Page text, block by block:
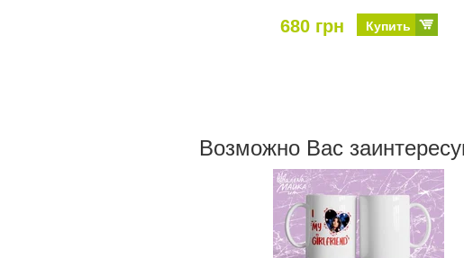
680 грн Купить
Возможно Ваc